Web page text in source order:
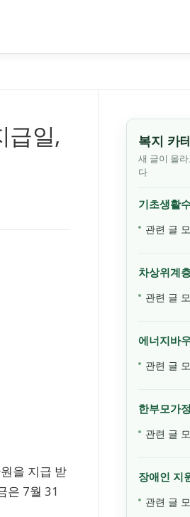
급일,
을 지급 받
은 7월 31
복지 카
새 글이 올
다
기초생활
관련 글
차상위계
관련 글
에너지바
관련 글
한부모가정
관련 글
장애인 지
관련 글